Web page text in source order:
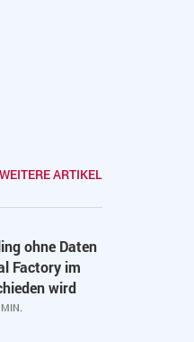
WEITERE ARTIKEL
ohne Daten
Factory im
wird